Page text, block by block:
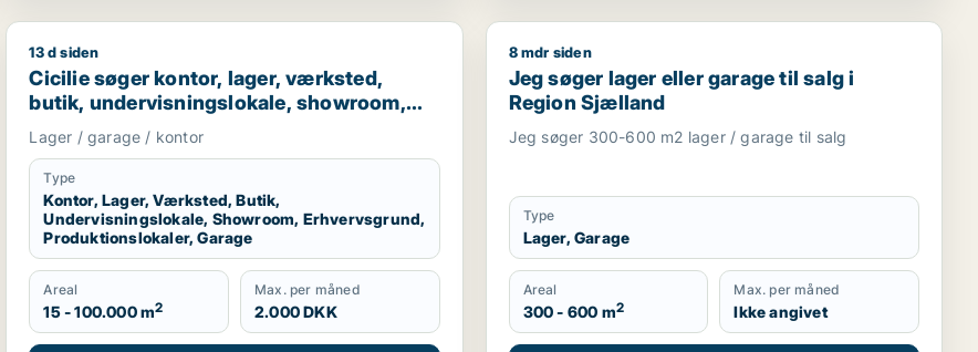
Region Sjælland eller Nordsjælland
Cicilie søger kontor, lager, værksted, butik, undervisningslokale, showroom, erhvervsgrund,
13 d siden
Cicilie søger kontor, lager, værksted,
butik, undervisningslokale, showroom,
erhvervsgrund, produktionslokaler eller
garage til leje i Region Sjælland eller
Nordsjælland
Lager / garage / kontor
Type
Kontor, Lager, Værksted, Butik,
Undervisningslokale, Showroom, Erhvervsgrund,
Produktionslokaler, Garage
Areal
15 - 100.000 m2
Max. per måned
2.000 DKK
Jeg søger lager eller garage til salg i Region Sjælland
8 mdr siden
Jeg søger lager eller garage til salg i
Region Sjælland
Jeg søger 300-600 m2 lager / garage til salg
Type
Lager, Garage
Areal
300 - 600 m2
Max. per måned
Ikke angivet